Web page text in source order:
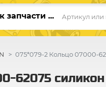
Артикул
075*079-2 Кольцо 07000-
62075